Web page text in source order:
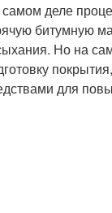
деле
битумную
Но на
для